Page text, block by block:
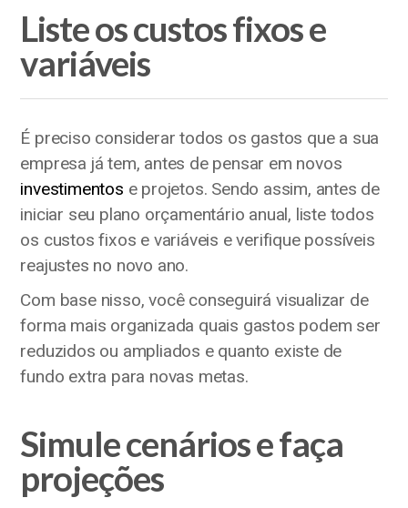
Liste os custos fixos e
variáveis
É preciso considerar todos os gastos que a sua
empresa já tem, antes de pensar em novos
investimentos e projetos. Sendo assim, antes de
iniciar seu plano orçamentário anual, liste todos
os custos fixos e variáveis e verifique possíveis
reajustes no novo ano.
Com base nisso, você conseguirá visualizar de
forma mais organizada quais gastos podem ser
reduzidos ou ampliados e quanto existe de
fundo extra para novas metas.
Simule cenários e faça
projeções